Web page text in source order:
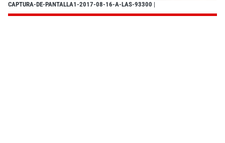
CAPTURA-DE-PANTALLA1-2017-08-16-A-LAS-93300 |